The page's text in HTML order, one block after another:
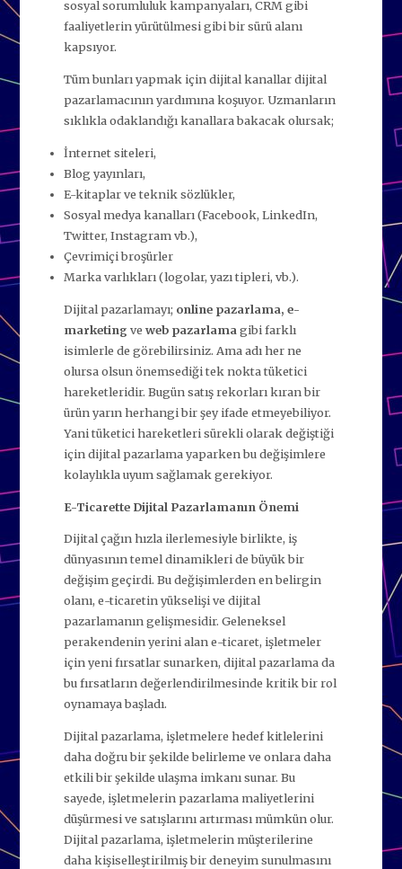
sosyal sorumluluk kampanyaları, CRM gibi
faaliyetlerin yürütülmesi gibi bir sürü alanı
kapsıyor.
Tüm bunları yapmak için dijital kanallar dijital
pazarlamacının yardımına koşuyor. Uzmanların
sıklıkla odaklandığı kanallara bakacak olursak;
İnternet siteleri,
Blog yayınları,
E-kitaplar ve teknik sözlükler,
Sosyal medya kanalları (Facebook, LinkedIn,
Twitter, Instagram vb.),
Çevrimiçi broşürler
Marka varlıkları (logolar, yazı tipleri, vb.).
Dijital pazarlamayı; online pazarlama, e-
marketing ve web pazarlama gibi farklı
isimlerle de görebilirsiniz. Ama adı her ne
olursa olsun önemsediği tek nokta tüketici
hareketleridir. Bugün satış rekorları kıran bir
ürün yarın herhangi bir şey ifade etmeyebiliyor.
Yani tüketici hareketleri sürekli olarak değiştiği
için dijital pazarlama yaparken bu değişimlere
kolaylıkla uyum sağlamak gerekiyor.
E-Ticarette Dijital Pazarlamanın Önemi
Dijital çağın hızla ilerlemesiyle birlikte, iş
dünyasının temel dinamikleri de büyük bir
değişim geçirdi. Bu değişimlerden en belirgin
olanı, e-ticaretin yükselişi ve dijital
pazarlamanın gelişmesidir. Geleneksel
perakendenin yerini alan e-ticaret, işletmeler
için yeni fırsatlar sunarken, dijital pazarlama da
bu fırsatların değerlendirilmesinde kritik bir rol
oynamaya başladı.
Dijital pazarlama, işletmelere hedef kitlelerini
daha doğru bir şekilde belirleme ve onlara daha
etkili bir şekilde ulaşma imkanı sunar. Bu
sayede, işletmelerin pazarlama maliyetlerini
düşürmesi ve satışlarını artırması mümkün olur.
Dijital pazarlama, işletmelerin müşterilerine
daha kişiselleştirilmiş bir deneyim sunulmasını